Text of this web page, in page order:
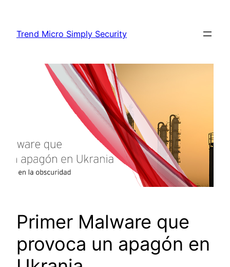
content
Trend Micro Simply Security
Primer Malware que
provoca un apagón en